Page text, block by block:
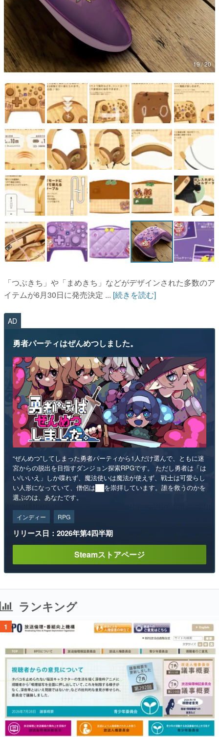
19 / 20
「つぶきち」や「まめきち」などがデザインされた多数のア
イテムが6月30日に発売決定 ... [続きを読む]
AD
勇者パーティはぜんめつしました。
“ぜんめつ”してしまった勇者パーティから1人だけ選んで、ともに迷
宮からの脱出を目指すダンジョン探索RPGです。 ただし勇者は「は
い/いいえ」しか喋れず、魔法使いは魔法が使えず、戦士は可愛らし
い人形になっていて、僧侶は██を崇拝しています。誰を救うのかを
選ぶのは、あなたです。
インディー RPG
リリース日：2026年第4四半期
Steamストアページ
ランキング
1